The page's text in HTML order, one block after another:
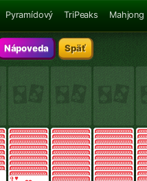
Pyramídový TriPeaks Mahjong
Nápoveda Späť